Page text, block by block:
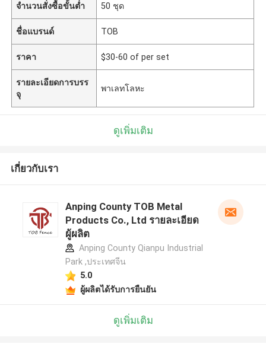
จำนวนสั่งซื้อขั้นต่ำ 50 ชุด
ชื่อแบรนด์ TOB
ราคา $30-60 of per set
รายละเอียดการบรร
จุ
พาเลทโลหะ
ดูเพิ่มเติม
เกี่ยวกับเรา
Anping County TOB Metal
Products Co., Ltd รายละเอียด
ผู้ผลิต
Anping County Qianpu Industrial
Park ,ประเทศจีน
5.0
ผู้ผลิตได้รับการยืนยัน
ดูเพิ่มเติม